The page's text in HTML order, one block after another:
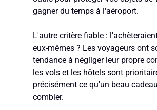
gagner du temps à l'aéroport.
L'autre critère fiable :
eux-mêmes ? Les voyageurs ont
tendance à négliger leur propre
les vols et les hôtels sont
précisément ce qu'un beau
combler.